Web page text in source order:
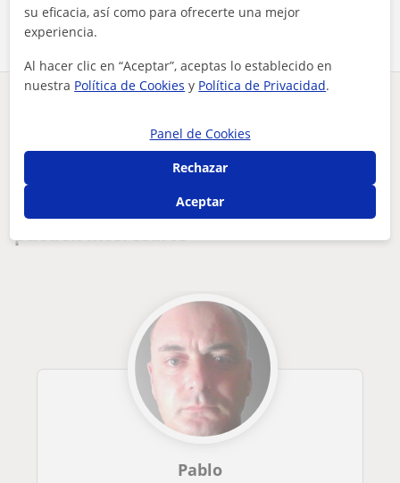
Tus clases particulares
ingeniero mecánico con 12 años de experiencia y amplios cono...
Otros profesores de Física en Illescas que
pueden interesarte
Pablo
su eficacia, así como para ofrecerte una mejor
experiencia.
Al hacer clic en “Aceptar”, aceptas lo establecido en
nuestra Política de Cookies y Política de Privacidad.
Panel de Cookies
Rechazar
Aceptar